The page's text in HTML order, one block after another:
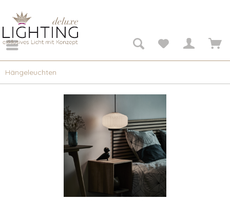
Hängeleuchten